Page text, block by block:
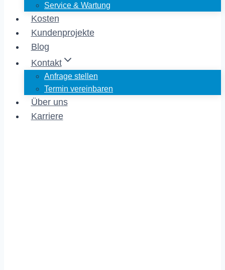
Service & Wartung
Kosten
Kundenprojekte
Blog
Kontakt
Anfrage stellen
Termin vereinbaren
Über uns
Karriere